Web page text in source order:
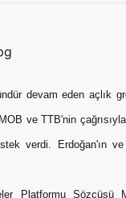
devam eden açlık
ve TTB'nin
verdi. Erdoğan'ın ve
Platformu Sözcüsü